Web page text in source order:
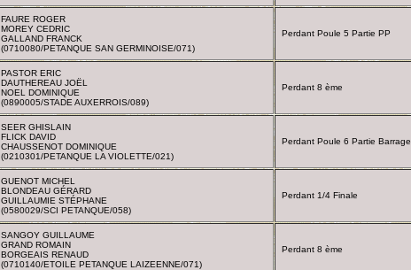
FAURE ROGER
MOREY CEDRIC
GALLAND FRANCK
(0710080/PETANQUE SAN GERMINOISE/071)
Perdant Poule 5 Partie PP
PASTOR ERIC
DAUTHEREAU JOËL
NOEL DOMINIQUE
(0890005/STADE AUXERROIS/089)
Perdant 8 ème
SEER GHISLAIN
FLICK DAVID
CHAUSSENOT DOMINIQUE
(0210301/PETANQUE LA VIOLETTE/021)
Perdant Poule 6 Partie Barrage
GUENOT MICHEL
BLONDEAU GÉRARD
GUILLAUMIE STÉPHANE
(0580029/SCI PETANQUE/058)
Perdant 1/4 Finale
SANGOY GUILLAUME
GRAND ROMAIN
BORGEAIS RENAUD
(0710140/ETOILE PETANQUE LAIZEENNE/071)
Perdant 8 ème